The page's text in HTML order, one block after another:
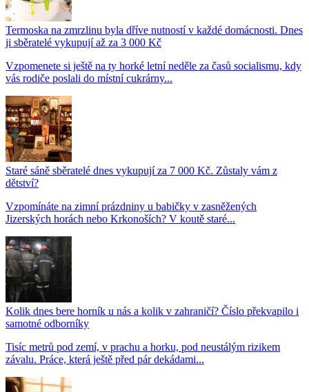
Termoska na zmrzlinu byla dříve nutností v každé domácnosti. Dnes
ji sběratelé vykupují až za 3 000 Kč
Vzpomenete si ještě na ty horké letní neděle za časů socialismu, kdy
vás rodiče poslali do místní cukrárny...
Staré sáně sběratelé dnes vykupují za 7 000 Kč. Zůstaly vám z
dětství?
Vzpomínáte na zimní prázdniny u babičky v zasněžených
Jizerských horách nebo Krkonoších? V koutě staré...
Kolik dnes bere horník u nás a kolik v zahraničí? Číslo překvapilo i
samotné odborníky
Tisíc metrů pod zemí, v prachu a horku, pod neustálým rizikem
závalu. Práce, která ještě před pár dekádami...